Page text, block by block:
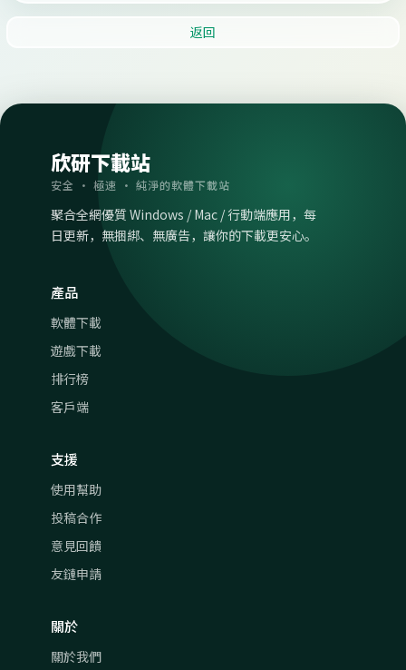
返回
欣研下載站
安全 · 極速 · 純淨的軟體下載站
聚合全網優質 Windows / Mac / 行動端應用，每
日更新，無捆綁、無廣告，讓你的下載更安心。
產品
軟體下載
遊戲下載
排行榜
客戶端
支援
使用幫助
投稿合作
意見回饋
友鏈申請
關於
關於我們